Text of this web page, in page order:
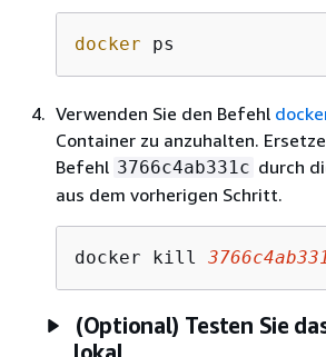
docker ps
Verwenden Sie den Befehl
Container zu anzuhalten.
Befehl 3766c4ab331c durch
aus dem vorherigen Schritt.
docker kill
(Optional) Testen Sie
lokal